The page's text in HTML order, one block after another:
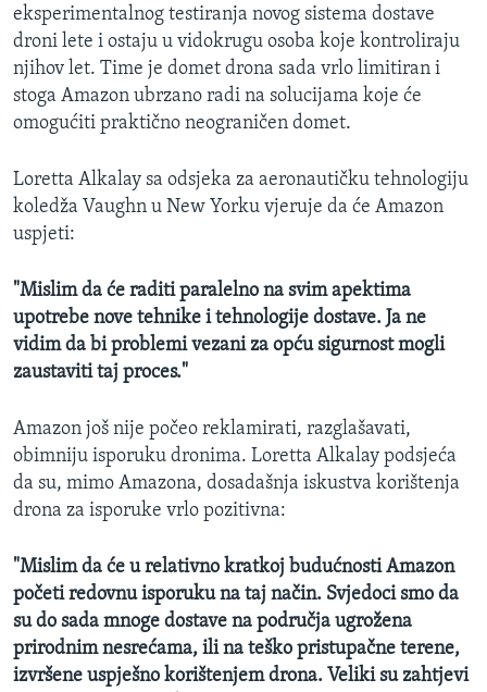
eksperimentalnog testiranja novog sistema dostave
droni lete i ostaju u vidokrugu osoba koje kontroliraju
njihov let. Time je domet drona sada vrlo limitiran i
stoga Amazon ubrzano radi na solucijama koje će
omogućiti praktično neograničen domet.
Loretta Alkalay sa odsjeka za aeronautičku tehnologiju
koledža Vaughn u New Yorku vjeruje da će Amazon
uspjeti:
"Mislim da će raditi paralelno na svim apektima
upotrebe nove tehnike i tehnologije dostave. Ja ne
vidim da bi problemi vezani za opću sigurnost mogli
zaustaviti taj proces."
Amazon još nije počeo reklamirati, razglašavati,
obimniju isporuku dronima. Loretta Alkalay podsjeća
da su, mimo Amazona, dosadašnja iskustva korištenja
drona za isporuke vrlo pozitivna:
"Mislim da će u relativno kratkoj budućnosti Amazon
početi redovnu isporuku na taj način. Svjedoci smo da
su do sada mnoge dostave na područja ugrožena
prirodnim nesrećama, ili na teško pristupačne terene,
izvršene uspješno korištenjem drona. Veliki su zahtjevi